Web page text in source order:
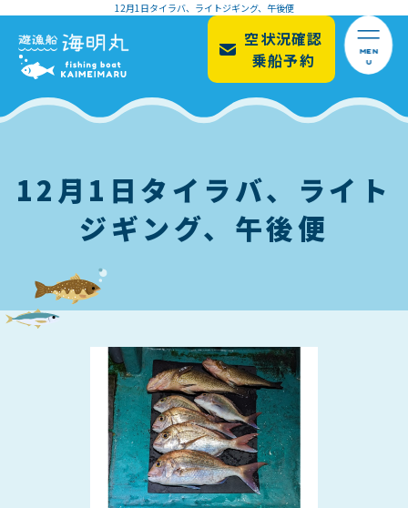
12月1日タイラバ、ライトジギング、午後便
MEN
U
空状況確認
乗船予約
12月1日タイラバ、ライト
ジギング、午後便